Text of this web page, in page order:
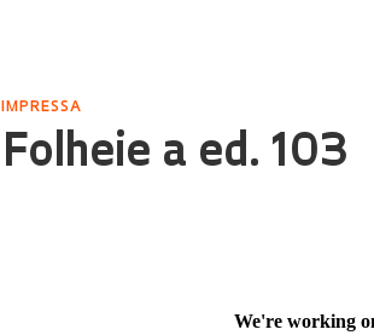
IMPRESSA
Folheie a ed. 103